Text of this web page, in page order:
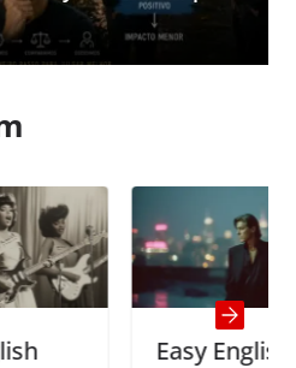
Easy English